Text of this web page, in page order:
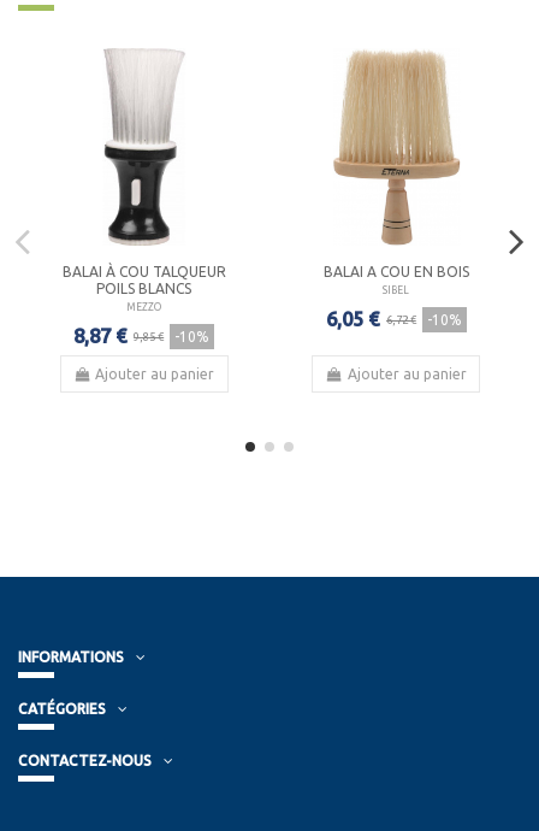
BALAI À COU TALQUEUR
POILS BLANCS
MEZZO
8,87 € 9,85 € -10%
Ajouter au panier
BALAI A COU EN BOIS
SIBEL
6,05 € 6,72 € -10%
Ajouter au panier
INFORMATIONS
CATÉGORIES
CONTACTEZ-NOUS